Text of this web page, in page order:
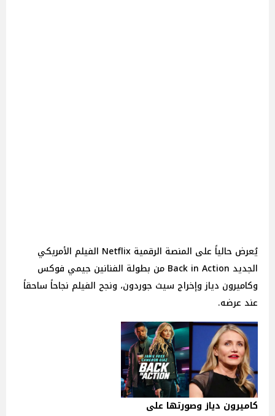
يُعرض حالياً على المنصة الرقمية Netflix الفيلم الأمريكي
الجديد Back in Action من بطولة الفنانين جيمي فوكس
وكاميرون دياز وإخراج سيث جوردون، ونجح الفيلم نجاحاً ساحقاً
عند عرضه.
كاميرون دياز وصورتها على